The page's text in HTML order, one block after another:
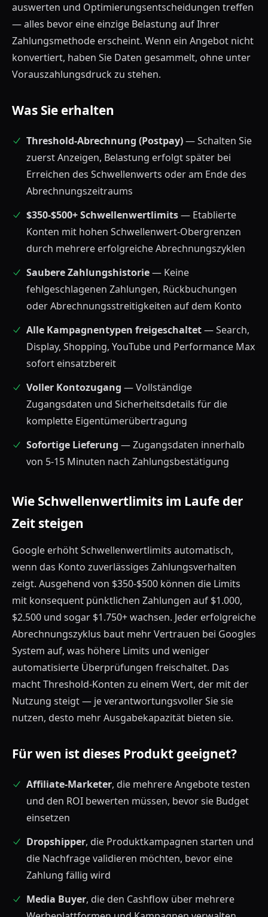
auswerten und Optimierungsentscheidungen treffen
— alles bevor eine einzige Belastung auf Ihrer
Zahlungsmethode erscheint. Wenn ein Angebot nicht
konvertiert, haben Sie Daten gesammelt, ohne unter
Vorauszahlungsdruck zu stehen.
Was Sie erhalten
Threshold-Abrechnung (Postpay)— Schalten Sie
zuerst Anzeigen, Belastung erfolgt später bei
Erreichen des Schwellenwerts oder am Ende des
Abrechnungszeitraums
$350-$500+ Schwellenwertlimits— Etablierte
Konten mit hohen Schwellenwert-Obergrenzen
durch mehrere erfolgreiche Abrechnungszyklen
Saubere Zahlungshistorie— Keine
fehlgeschlagenen Zahlungen, Rückbuchungen
oder Abrechnungsstreitigkeiten auf dem Konto
Alle Kampagnentypen freigeschaltet— Search,
Display, Shopping, YouTube und Performance Max
sofort einsatzbereit
Voller Kontozugang — Vollständige
Zugangsdaten und Sicherheitsdetails für die
komplette Eigentümerübertragung
Sofortige Lieferung — Zugangsdaten innerhalb
von 5-15 Minuten nach Zahlungsbestätigung
Wie Schwellenwertlimits im Laufe der
Zeit steigen
Google erhöht Schwellenwertlimits automatisch,
wenn das Konto zuverlässiges Zahlungsverhalten
zeigt. Ausgehend von $350-$500 können die Limits
mit konsequent pünktlichen Zahlungen auf $1.000,
$2.500 und sogar $1.750+ wachsen. Jeder erfolgreiche
Abrechnungszyklus baut mehr Vertrauen bei Googles
System auf, was höhere Limits und weniger
automatisierte Überprüfungen freischaltet. Das
macht Threshold-Konten zu einem Wert, der mit der
Nutzung steigt — je verantwortungsvoller Sie sie
nutzen, desto mehr Ausgabekapazität bieten sie.
Für wen ist dieses Produkt geeignet?
Affiliate-Marketer, die mehrere Angebote testen
und den ROI bewerten müssen, bevor sie Budget
einsetzen
Dropshipper, die Produktkampagnen starten und
die Nachfrage validieren möchten, bevor eine
Zahlung fällig wird
Media Buyer, die den Cashflow über mehrere